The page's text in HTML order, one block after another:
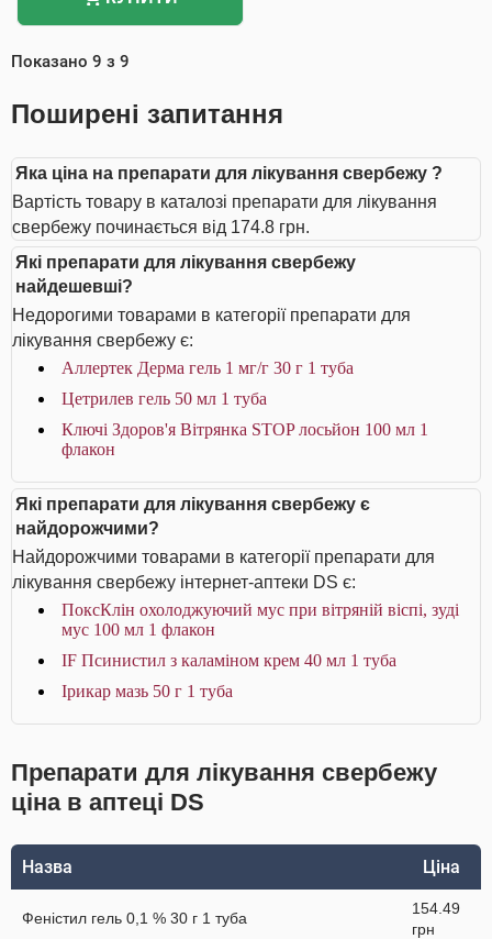
Показано 9 з 9
Поширені запитання
Яка ціна на препарати для лікування свербежу ?
Вартість товару в каталозі препарати для лікування
свербежу починається від 174.8 грн.
Які препарати для лікування свербежу
найдешевші?
Недорогими товарами в категорії препарати для
лікування свербежу є:
Аллертек Дерма гель 1 мг/г 30 г 1 туба
Цетрилев гель 50 мл 1 туба
Ключі Здоров'я Вітрянка STOP лосьйон 100 мл 1
флакон
Які препарати для лікування свербежу є
найдорожчими?
Найдорожчими товарами в категорії препарати для
лікування свербежу інтернет-аптеки DS є:
ПоксКлін охолоджуючий мус при вітряній віспі, зуді
мус 100 мл 1 флакон
IF Псинистил з каламіном крем 40 мл 1 туба
Ірикар мазь 50 г 1 туба
Препарати для лікування свербежу
ціна в аптеці DS
Назва Ціна
Феністил гель 0,1 % 30 г 1 туба
154.49
грн